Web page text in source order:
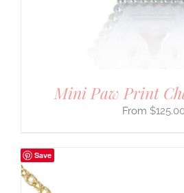
Mini Paw Print
$
Save